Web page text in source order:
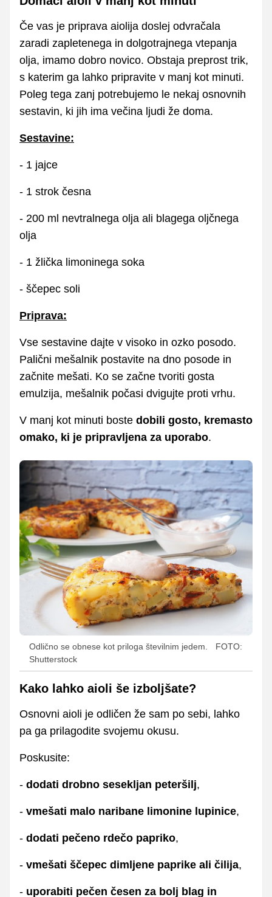
Če vas je priprava aiolija doslej odvračala
zaradi zapletenega in dolgotrajnega vtepanja
olja, imamo dobro novico. Obstaja preprost trik,
s katerim ga lahko pripravite v manj kot minuti.
Poleg tega zanj potrebujemo le nekaj osnovnih
sestavin, ki jih ima večina ljudi že doma.
Sestavine:
- 1 jajce
- 1 strok česna
- 200 ml nevtralnega olja ali blagega oljčnega
olja
- 1 žlička limoninega soka
- ščepec soli
Priprava:
Vse sestavine dajte v visoko in ozko posodo.
Palični mešalnik postavite na dno posode in
začnite mešati. Ko se začne tvoriti gosta
emulzija, mešalnik počasi dvigujte proti vrhu.
V manj kot minuti boste dobili gosto, kremasto
omako, ki je pripravljena za uporabo.
Odlično se obnese kot priloga številnim jedem.
FOTO:
Shutterstock
Kako lahko aioli še izboljšate?
Osnovni aioli je odličen že sam po sebi, lahko
pa ga prilagodite svojemu okusu.
Poskusite:
- dodati drobno sesekljan peteršilj,
- vmešati malo naribane limonine lupinice,
- dodati pečeno rdečo papriko,
- vmešati ščepec dimljene paprike ali čilija,
- uporabiti pečen česen za bolj blag in